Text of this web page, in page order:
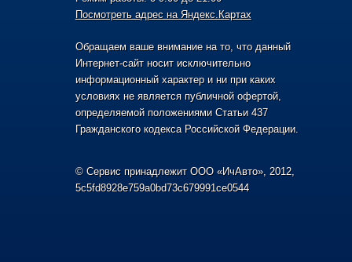
Посмотреть адрес на Яндекс.Картах
Обращаем ваше внимание на то, что данный
Интернет-сайт носит исключительно
информационный характер и ни при каких
условиях не является публичной офертой,
определяемой положениями Статьи 437
Гражданского кодекса Российской Федерации.
© Сервис принадлежит ООО «ИчАвто», 2012,
5c5fd8928e759a0bd73c679991ce0544